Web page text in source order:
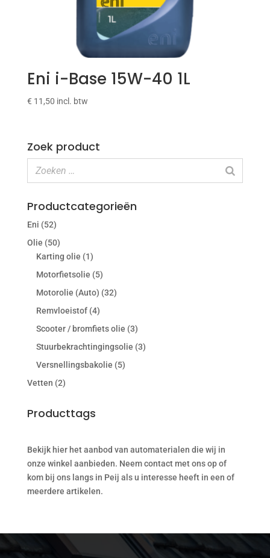
Eni i-Base 15W-40 1L
€ 11,50 incl. btw
Zoek product
Productcategorieën
Eni (52)
Olie (50)
Karting olie (1)
Motorfietsolie (5)
Motorolie (Auto) (32)
Remvloeistof (4)
Scooter / bromfiets olie (3)
Stuurbekrachtingingsolie (3)
Versnellingsbakolie (5)
Vetten (2)
Producttags
Bekijk hier het aanbod van automaterialen die wij in
onze winkel aanbieden. Neem contact met ons op of
kom bij ons langs in Peij als u interesse heeft in een of
meerdere artikelen.